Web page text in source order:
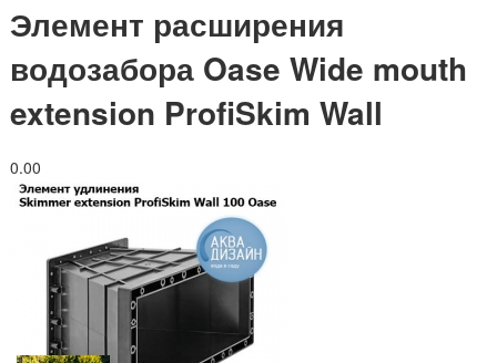
Элемент расширения
водозабора Oase Wide mouth
extension ProfiSkim Wall
0.00